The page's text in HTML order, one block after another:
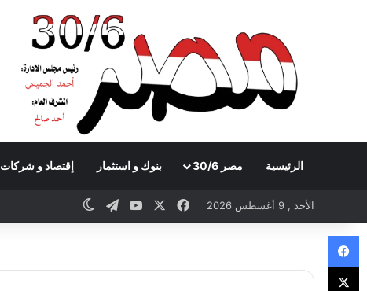
الرئيسية مصر 30/6 بنوك و استثمار إقتصاد و شركات
الأحد , 9 أغسطس 2026 Facebook
YouTube
Telegram
Facebook
X